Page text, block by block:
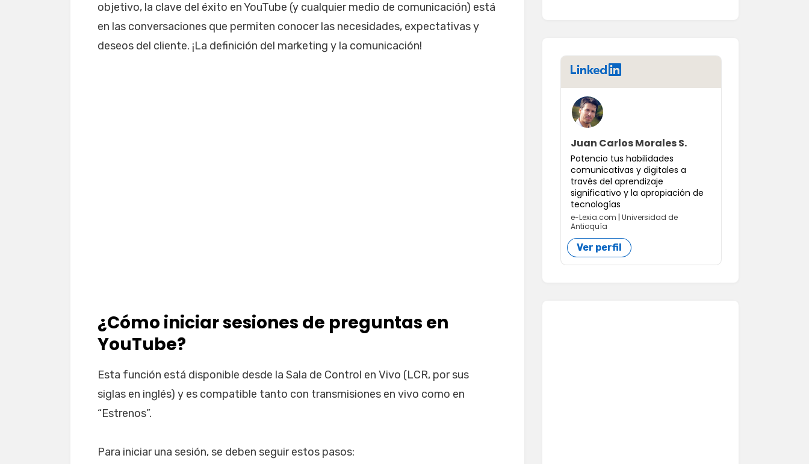
objetivo, la clave del éxito en YouTube (y cualquier medio de comunicación) está
en las conversaciones que permiten conocer las necesidades, expectativas y
deseos del cliente. ¡La definición del marketing y la comunicación!
¿Cómo iniciar sesiones de preguntas en
YouTube?
Esta función está disponible desde la Sala de Control en Vivo (LCR, por sus
siglas en inglés) y es compatible tanto con transmisiones en vivo como en
“Estrenos”.
Para iniciar una sesión, se deben seguir estos pasos:
LinkedIn
Juan Carlos Morales S.
Potencio tus habilidades
comunicativas y digitales a
través del aprendizaje
significativo y la apropiación de
tecnologías
e-Lexia.com | Universidad de
Antioquía
Ver perfil